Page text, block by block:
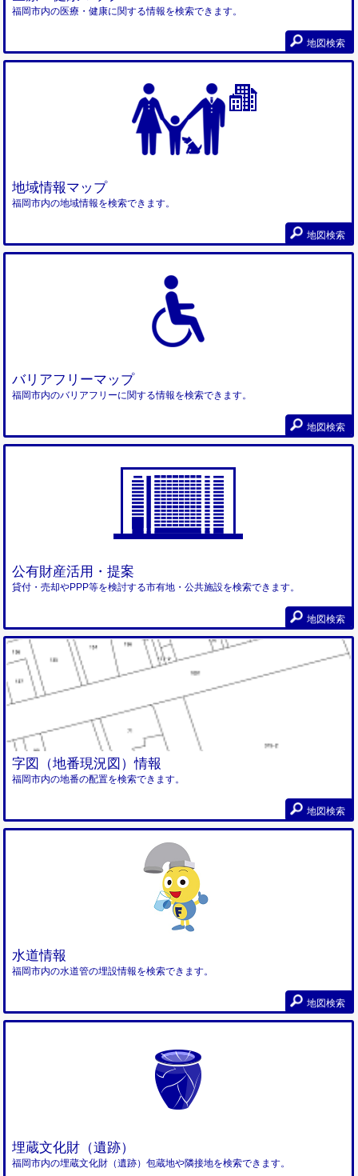
福岡市内の医療・健康に関する情報を検索できます。
地図検索
地域情報マップ
福岡市内の地域情報を検索できます。
地図検索
バリアフリーマップ
福岡市内のバリアフリーに関する情報を検索できます。
地図検索
公有財産活用・提案
貸付・売却やPPP等を検討する市有地・公共施設を検索できます。
地図検索
字図（地番現況図）情報
福岡市内の地番の配置を検索できます。
地図検索
水道情報
福岡市内の水道管の埋設情報を検索できます。
地図検索
埋蔵文化財（遺跡）
福岡市内の埋蔵文化財（遺跡）包蔵地や隣接地を検索できます。